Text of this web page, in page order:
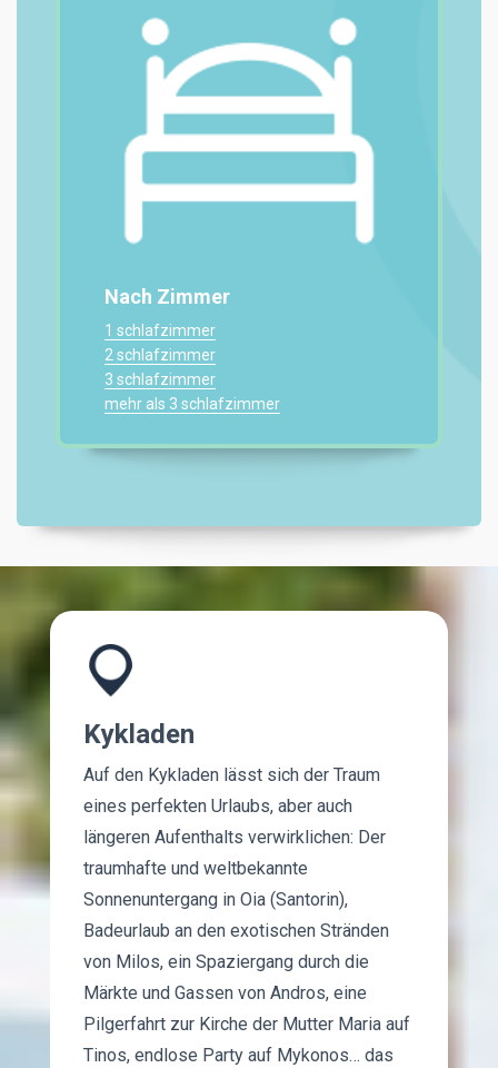
Nach Zimmer
1 schlafzimmer
2 schlafzimmer
3 schlafzimmer
mehr als 3 schlafzimmer
Kykladen
Auf den Kykladen lässt sich der Traum
eines perfekten Urlaubs, aber auch
längeren Aufenthalts verwirklichen: Der
traumhafte und weltbekannte
Sonnenuntergang in Oia (Santorin),
Badeurlaub an den exotischen Stränden
von Milos, ein Spaziergang durch die
Märkte und Gassen von Andros, eine
Pilgerfahrt zur Kirche der Mutter Maria auf
Tinos, endlose Party auf Mykonos… das